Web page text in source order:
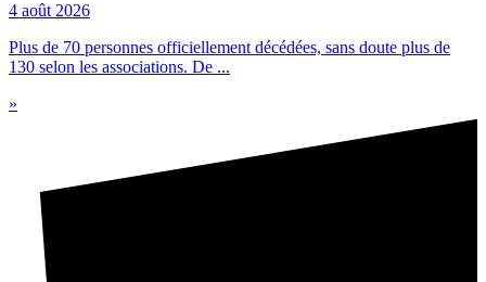
4 août 2026
Plus de 70 personnes officiellement décédées, sans doute plus de
130 selon les associations. De ...
»